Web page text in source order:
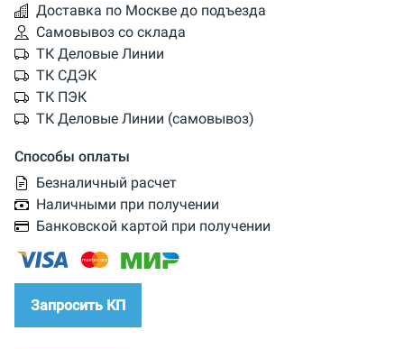
Доставка по Москве до подъезда
Самовывоз со склада
ТК Деловые Линии
ТК СДЭК
ТК ПЭК
ТК Деловые Линии (самовывоз)
Способы оплаты
Безналичный расчет
Наличными при получении
Банковской картой при получении
Запросить КП